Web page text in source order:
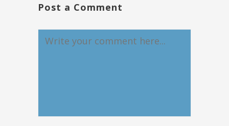
Post a Comment